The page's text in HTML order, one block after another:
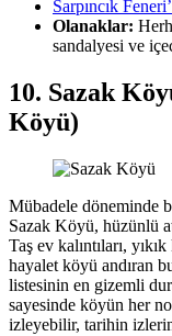
Sarpıncık
Olanaklar:
sandalyesi ve
10. Sazak
Köyü)
Mübadele döneminde
Sazak Köyü, hüzünlü
Taş ev kalıntıları,
hayalet köyü andıran
listesinin en gizemli
sayesinde köyün her
izleyebilir, tarihin